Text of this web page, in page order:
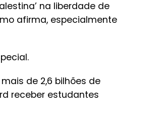
na liberdade de
afirma, especialmente
de 2,6 bilhões de
receber estudantes